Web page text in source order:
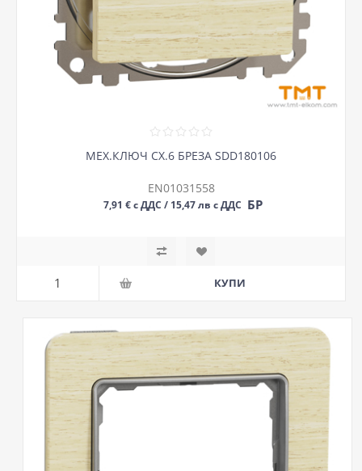
МЕХ.КЛЮЧ СХ.6 БРЕЗА SDD180106
EN01031558
7,91 € с ДДС / 15,47 лв с ДДС БР